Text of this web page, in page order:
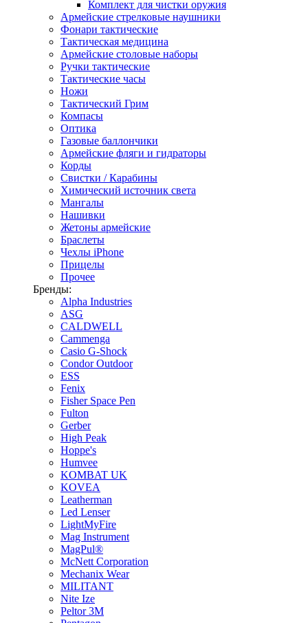
Комплект для чистки оружия
Армейские стрелковые наушники
Фонари тактические
Тактическая медицина
Армейские столовые наборы
Ручки тактические
Тактические часы
Ножи
Тактический Грим
Компасы
Оптика
Газовые баллончики
Армейские фляги и гидраторы
Корды
Свистки / Карабины
Химический источник света
Мангалы
Нашивки
Жетоны армейские
Браслеты
Чехлы iPhone
Прицелы
Прочее
Бренды:
Alpha Industries
ASG
CALDWELL
Cammenga
Casio G-Shock
Condor Outdoor
ESS
Fenix
Fisher Space Pen
Fulton
Gerber
High Peak
Hoppe's
Humvee
KOMBAT UK
KOVEA
Leatherman
Led Lenser
LightMyFire
Mag Instrument
MagPul®
McNett Corporation
Mechanix Wear
MILITANT
Nite Ize
Peltor 3M